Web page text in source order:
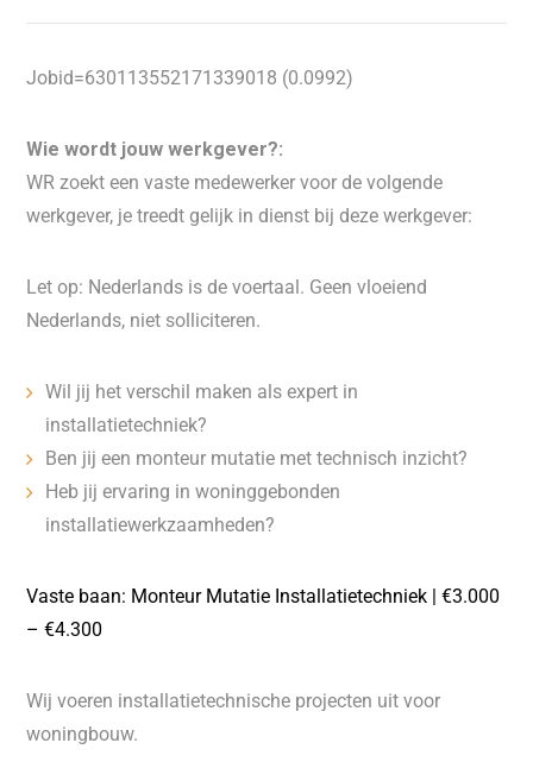
Jobid=630113552171339018 (0.0992)
Wie wordt jouw werkgever?:
WR zoekt een vaste medewerker voor de volgende
werkgever, je treedt gelijk in dienst bij deze werkgever:
Let op: Nederlands is de voertaal. Geen vloeiend
Nederlands, niet solliciteren.
Wil jij het verschil maken als expert in
installatietechniek?
Ben jij een monteur mutatie met technisch inzicht?
Heb jij ervaring in woninggebonden
installatiewerkzaamheden?
Vaste baan: Monteur Mutatie Installatietechniek | €3.000
– €4.300
Wij voeren installatietechnische projecten uit voor
woningbouw.